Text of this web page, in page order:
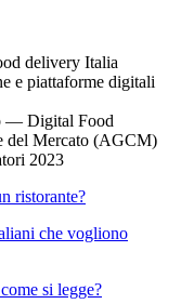
delivery Italia
e piattaforme digitali
— Digital Food
del Mercato (AGCM)
2023
ristorante?
che vogliono
si legge?